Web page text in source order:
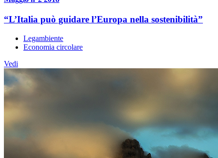
“L’Italia può guidare l’Europa nella sostenibilità”
Legambiente
Economia circolare
Vedi